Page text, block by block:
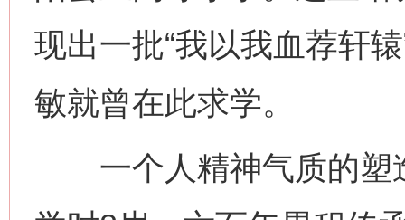
现出一批“我以我血荐轩
敏就曾在此求学。
一个人精神气质的塑